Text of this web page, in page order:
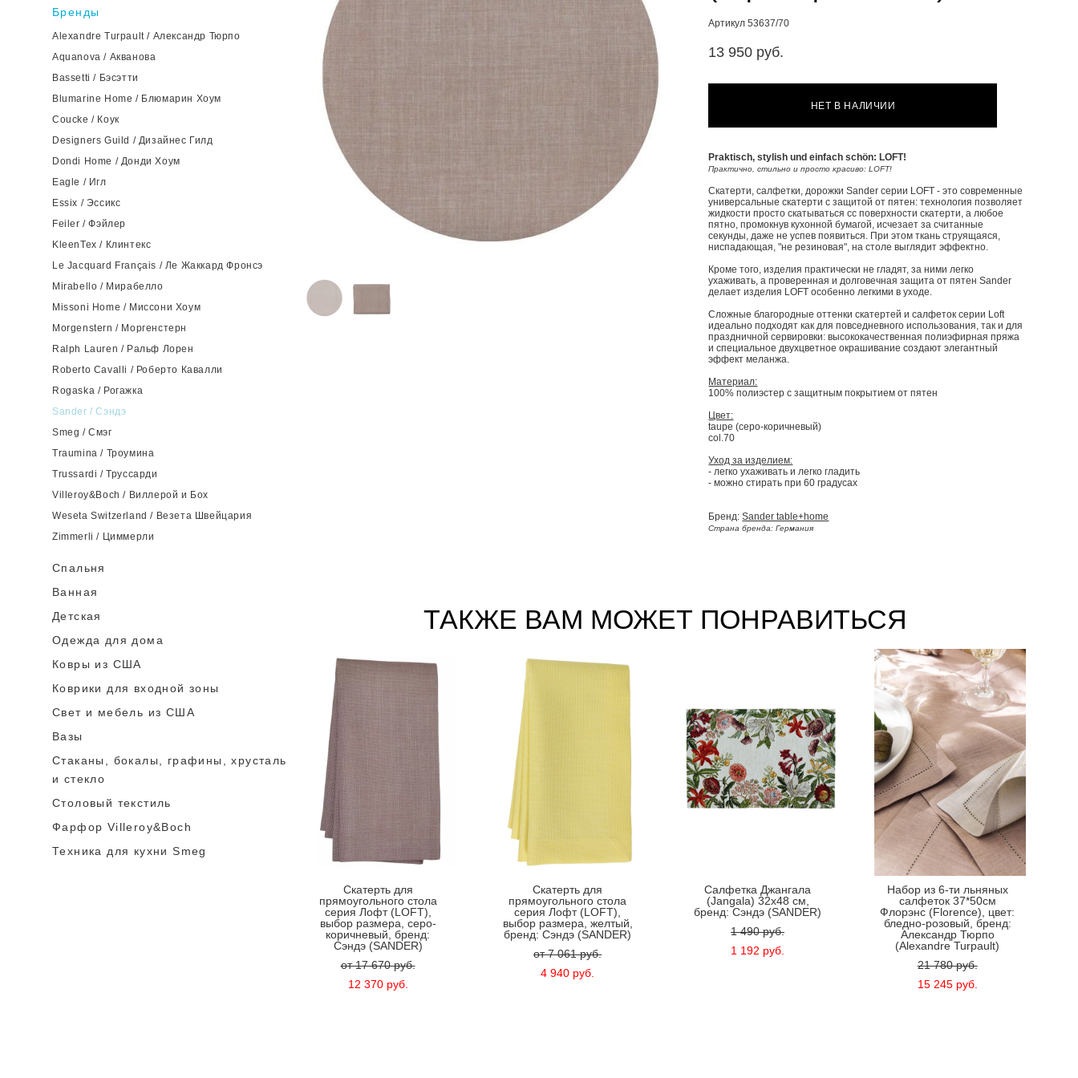
Бренды
Alexandre Turpault / Александр Тюрпо
Aquanova / Акванова
Bassetti / Бэсэтти
Blumarine Home / Блюмарин Хоум
Coucke / Коук
Designers Guild / Дизайнес Гилд
Dondi Home / Донди Хоум
Eagle / Игл
Essix / Эссикс
Feiler / Фэйлер
KleenTex / Клинтекс
Le Jacquard Français / Ле Жаккард Фронсэ
Mirabello / Мирабелло
Missoni Home / Миссони Хоум
Morgenstern / Моргенстерн
Ralph Lauren / Ральф Лорен
Roberto Cavalli / Роберто Кавалли
Rogaska / Рогажка
Sander / Сэндэ
Smeg / Смэг
Traumina / Троумина
Trussardi / Труссарди
Villeroy&Boch / Виллерой и Бох
Weseta Switzerland / Везета Швейцария
Zimmerli / Циммерли
Спальня
Ванная
Детская
Одежда для дома
Ковры из США
Коврики для входной зоны
Cвет и мебель из США
Вазы
Стаканы, бокалы, графины, хрусталь
и стекло
Столовый текстиль
Фарфор Villeroy&Boch
Техника для кухни Smeg
Артикул 53637/70
13 950 pуб.
НЕТ В НАЛИЧИИ
Praktisch, stylish und einfach schön: LOFT!
Практично, стильно и просто красиво: LOFT!
Скатерти, салфетки, дорожки Sander серии LOFT - это современные
универсальные скатерти с защитой от пятен: технология позволяет
жидкости просто скатываться сс поверхности скатерти, а любое
пятно, промокнув кухонной бумагой, исчезает за считанные
секунды, даже не успев появиться. При этом ткань струящаяся,
ниспадающая, "не резиновая", на столе выглядит эффектно.
Кроме того, изделия практически не гладят, за ними легко
ухаживать, а проверенная и долговечная защита от пятен Sander
делает изделия LOFT особенно легкими в уходе.
Сложные благородные оттенки скатертей и салфеток серии Loft
идеально подходят как для повседневного использования, так и для
праздничной сервировки: высококачественная полиэфирная пряжа
и специальное двухцветное окрашивание создают элегантный
эффект меланжа.
Материал:
100% полиэстер с защитным покрытием от пятен
Цвет:
taupe (серо-коричневый)
col.70
Уход за изделием:
- легко ухаживать и легко гладить
- можно стирать при 60 градусах
Бренд:Sander table+home
Страна бренда: Германия
ТАКЖЕ ВАМ МОЖЕТ ПОНРАВИТЬСЯ
Скатерть для
прямоугольного стола
серия Лофт (LOFT),
выбор размера, серо-
коричневый, бренд:
Сэндэ (SANDER)
от 17 670 pуб.
12 370 pуб.
Скатерть для
прямоугольного стола
серия Лофт (LOFT),
выбор размера, желтый,
бренд: Сэндэ (SANDER)
от 7 061 pуб.
4 940 pуб.
Cалфетка Джангала
(Jangala) 32x48 см,
бренд: Сэндэ (SANDER)
1 490 pуб.
1 192 pуб.
Набор из 6-ти льняных
салфеток 37*50см
Флорэнс (Florence), цвет:
бледно-розовый, бренд:
Александр Тюрпо
(Alexandre Turpault)
21 780 pуб.
15 245 pуб.